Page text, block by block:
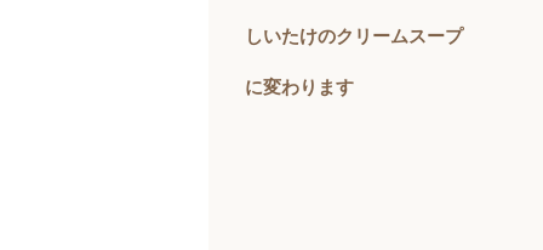
しいたけのクリームスープ
に変わります